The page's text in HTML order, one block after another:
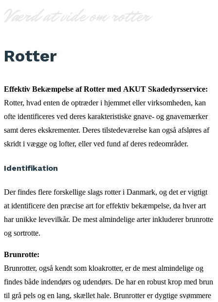
Værd at vide om rotter
Rotter
Effektiv Bekæmpelse af Rotter med AKUT Skadedyrsservice:
Rotter, hvad enten de optræder i hjemmet eller virksomheden, kan
ofte identificeres ved deres karakteristiske gnave- og gnavemærker
samt deres ekskrementer. Deres tilstedeværelse kan også afsløres af
skridt i vægge og lofter, eller ved fund af deres redeområder.
Identifikation
Der findes flere forskellige slags rotter i Danmark, og det er vigtigt
at identificere den præcise art for effektiv bekæmpelse, da hver art
har unikke levevilkår. De mest almindelige arter inkluderer brunrotte
og sortrotte.
Brunrotte:
Brunrotter, også kendt som kloakrotter, er de mest almindelige og
findes både indendørs og udendørs. De har en robust krop med brun
til grå pels og en lang, skællet hale. Brunrotter er dygtige svømmere